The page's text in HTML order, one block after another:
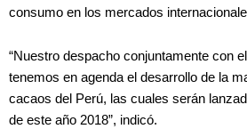
consumo en los mercados
“Nuestro despacho conjuntamente con
tenemos en agenda el desarrollo de la
cacaos del Perú, las cuales serán
de este año 2018”, indicó.